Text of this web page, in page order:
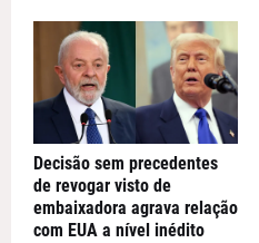
Decisão sem precedentes
de revogar visto de
embaixadora agrava relação
com EUA a nível inédito